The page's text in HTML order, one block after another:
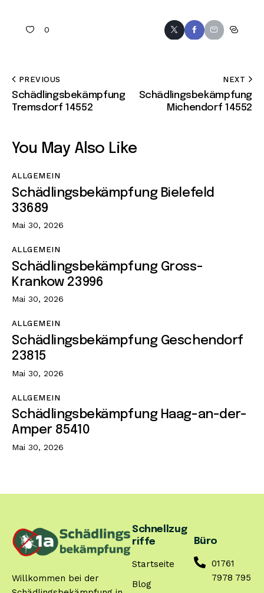
0
PREVIOUS
Schädlingsbekämpfung
Tremsdorf 14552
NEXT
Schädlingsbekämpfung
Michendorf 14552
You May Also Like
ALLGEMEIN
Schädlingsbekämpfung Bielefeld
33689
Mai 30, 2026
ALLGEMEIN
Schädlingsbekämpfung Gross-
Krankow 23996
Mai 30, 2026
ALLGEMEIN
Schädlingsbekämpfung Geschendorf
23815
Mai 30, 2026
ALLGEMEIN
Schädlingsbekämpfung Haag-an-der-
Amper 85410
Mai 30, 2026
Willkommen bei der
Schnellzug
riffe
Startseite
Blog
Büro
01761
7978 795